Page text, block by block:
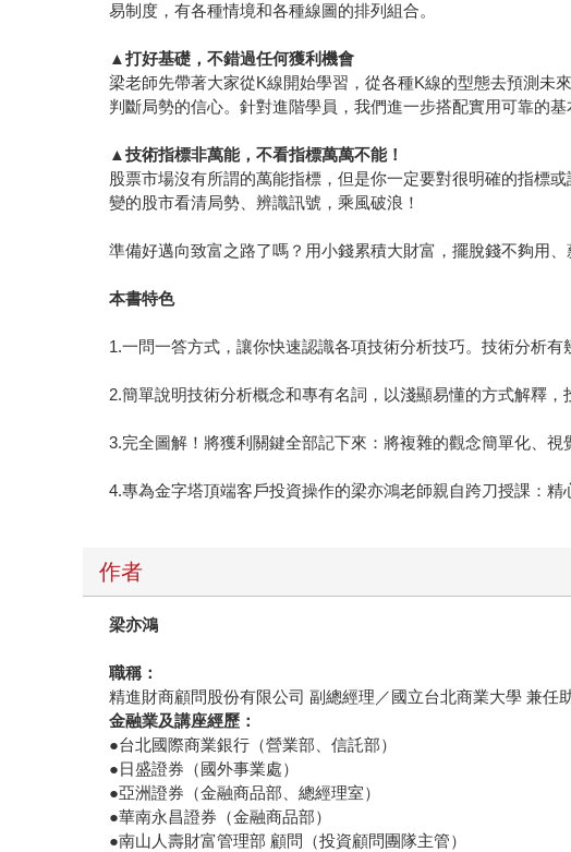
易制度，有各種情境和各種線圖的排列組合。
▲打好基礎，不錯過任何獲利機會
梁老師先帶著大家從K線開始學習，從各種K線的型態去預測未
判斷局勢的信心。針對進階學員，我們進一步搭配實用可靠的
▲技術指標非萬能，不看指標萬萬不能！
股票市場沒有所謂的萬能指標，但是你一定要對很明確的指標
變的股市看清局勢、辨識訊號，乘風破浪！
準備好邁向致富之路了嗎？用小錢累積大財富，擺脫錢不夠用
本書特色
1.一問一答方式，讓你快速認識各項技術分析技巧。技術分析
2.簡單說明技術分析概念和專有名詞，以淺顯易懂的方式解釋，
3.完全圖解！將獲利關鍵全部記下來：將複雜的觀念簡單化、
4.專為金字塔頂端客戶投資操作的梁亦鴻老師親自跨刀授課：
作者
梁亦鴻
職稱：
精進財商顧問股份有限公司 副總經理／國立台北商業大學 兼任
金融業及講座經歷：
●台北國際商業銀行（營業部、信託部）
●日盛證券（國外事業處）
●亞洲證券（金融商品部、總經理室）
●華南永昌證券（金融商品部）
●南山人壽財富管理部 顧問（投資顧問團隊主管）